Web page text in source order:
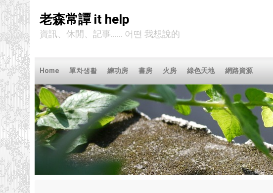
老森常譚 it help
資訊、休閒、記事...... 어떤 我想說的
Home 單차생활 練功房 書房 火房 綠色天地 網路資源